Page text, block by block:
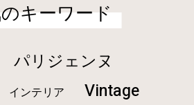
キーワード
パリジェンヌ
インテリア Vintage